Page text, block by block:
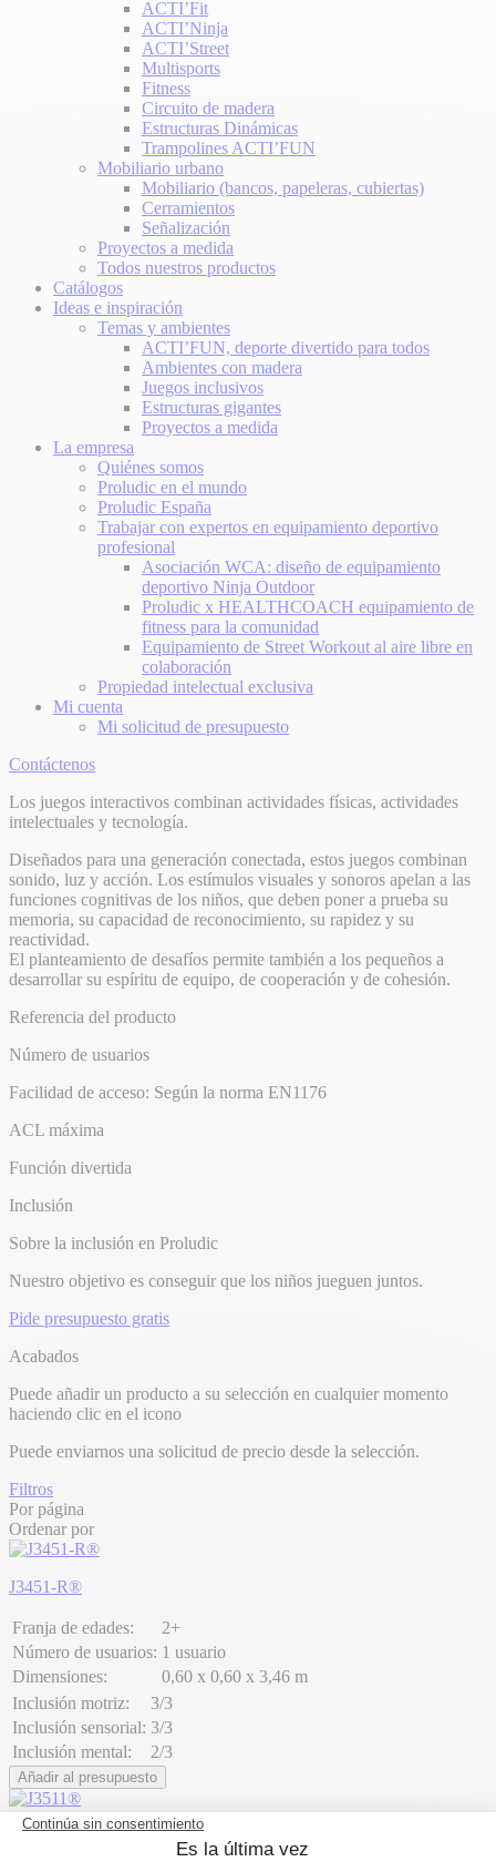
ACTI’Fit
ACTI’Ninja
ACTI’Street
Multisports
Fitness
Circuito de madera
Estructuras Dinámicas
Trampolines ACTI’FUN
Mobiliario urbano
Mobiliario (bancos, papeleras, cubiertas)
Cerramientos
Señalización
Proyectos a medida
Todos nuestros productos
Catálogos
Ideas e inspiración
Temas y ambientes
ACTI’FUN, deporte divertido para todos
Ambientes con madera
Juegos inclusivos
Estructuras gigantes
Proyectos a medida
La empresa
Quiénes somos
Proludic en el mundo
Proludic España
Trabajar con expertos en equipamiento deportivo
profesional
Asociación WCA: diseño de equipamiento
deportivo Ninja Outdoor
Proludic x HEALTHCOACH equipamiento de
fitness para la comunidad
Equipamiento de Street Workout al aire libre en
colaboración
Propiedad intelectual exclusiva
Mi cuenta
Mi solicitud de presupuesto
Contáctenos
Los juegos interactivos combinan actividades físicas, actividades
intelectuales y tecnología.
Diseñados para una generación conectada, estos juegos combinan
sonido, luz y acción. Los estímulos visuales y sonoros apelan a las
funciones cognitivas de los niños, que deben poner a prueba su
memoria, su capacidad de reconocimiento, su rapidez y su
reactividad.
El planteamiento de desafíos permite también a los pequeños a
desarrollar su espíritu de equipo, de cooperación y de cohesión.
Referencia del producto
Número de usuarios
Facilidad de acceso: Según la norma EN1176
ACL máxima
Función divertida
Inclusión
Sobre la inclusión en Proludic
Nuestro objetivo es conseguir que los niños jueguen juntos.
Pide presupuesto gratis
Acabados
Puede añadir un producto a su selección en cualquier momento
haciendo clic en el icono
Puede enviarnos una solicitud de precio desde la selección.
Filtros
Por página
Ordenar por
J3451-R®
Franja de edades:
2+
Número de usuarios: 1 usuario
Dimensiones:
0,60 x 0,60 x 3,46 m
Inclusión motriz:
3/3
Inclusión sensorial: 3/3
Inclusión mental:
2/3
Añadir al presupuesto
J3511®